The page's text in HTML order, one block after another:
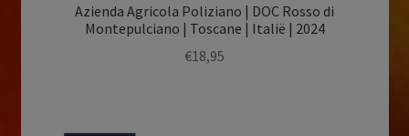
Azienda Agricola Poliziano | DOC Rosso di
Montepulciano | Toscane | Italië | 2024
€18,95